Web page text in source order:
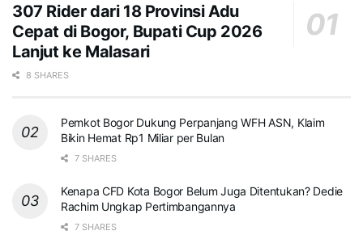
307 Rider dari 18 Provinsi Adu
Cepat di Bogor, Bupati Cup 2026
Lanjut ke Malasari
8 SHARES
Pemkot Bogor Dukung Perpanjang WFH ASN, Klaim
Bikin Hemat Rp1 Miliar per Bulan
7 SHARES
Kenapa CFD Kota Bogor Belum Juga Ditentukan? Dedie
Rachim Ungkap Pertimbangannya
7 SHARES